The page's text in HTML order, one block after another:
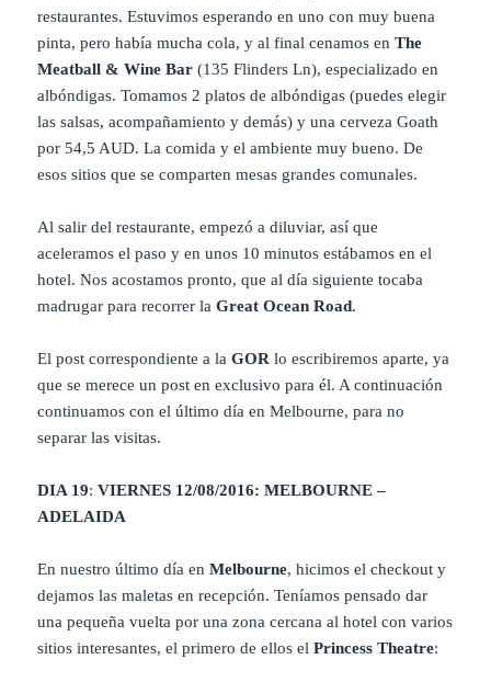
restaurantes. Estuvimos esperando en uno con muy buena
pinta, pero había mucha cola, y al final cenamos enThe
Meatball & Wine Bar(135 Flinders Ln), especializado en
albóndigas. Tomamos 2 platos de albóndigas (puedes elegir
las salsas, acompañamiento y demás) y una cerveza Goath
por 54,5 AUD. La comida y el ambiente muy bueno. De
esos sitios que se comparten mesas grandes comunales.
Al salir del restaurante, empezó a diluviar, así que
aceleramos el paso y en unos 10 minutos estábamos en el
hotel. Nos acostamos pronto, que al día siguiente tocaba
madrugar para recorrer laGreat Ocean Road.
El post correspondiente a laGOR lo escribiremos aparte, ya
que se merece un post en exclusivo para él. A continuación
continuamos con el último día en Melbourne, para no
separar las visitas.
DIA 19:VIERNES 12/08/2016: MELBOURNE –
ADELAIDA
En nuestro último día enMelbourne, hicimos el checkout y
dejamos las maletas en recepción. Teníamos pensado dar
una pequeña vuelta por una zona cercana al hotel con varios
sitios interesantes, el primero de ellos elPrincess Theatre: